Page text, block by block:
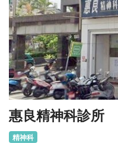
惠良精神科診所
精神科